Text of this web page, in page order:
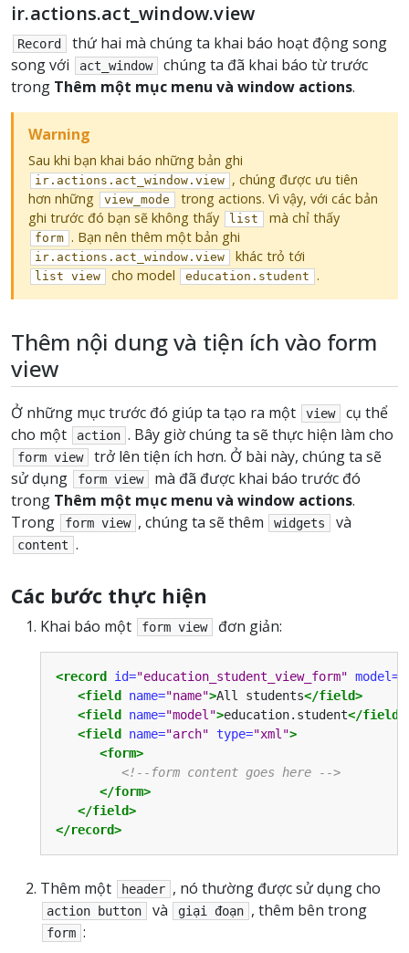
ir.actions.act_window.view
Record
thứ hai mà chúng ta khai báo hoạt động song
song với
act_window
chúng ta đã khai báo từ trước
trong Thêm một mục menu và window actions.
Warning
Sau khi bạn khai báo những bản ghi
ir.actions.act_window.view , chúng được ưu tiên
hơn những
view_mode
trong actions. Vì vậy, với các bản
ghi trước đó bạn sẽ không thấy
list mà chỉ thấy
form . Bạn nên thêm một bản ghi
ir.actions.act_window.view khác trỏ tới
list view cho model education.student .
Thêm nội dung và tiện ích vào form
view
Ở những mục trước đó giúp ta tạo ra một view
cụ thể
cho một
action . Bây giờ chúng ta sẽ thực hiện làm cho
form view
trở lên tiện ích hơn. Ở bài này, chúng ta sẽ
sử dụng
form view
mà đã được khai báo trước đó
trong Thêm một mục menu và window actions.
Trong
form view , chúng ta sẽ thêm widgets và
content .
Các bước thực hiện
Khai báo một form view đơn giản:
<record id="education_student_view_form" model=
<field
name="name">All students</field>
<field
name="model">education.student</field>
<field
name="arch" type="xml">
<form>
<!--form content goes here -->
</form>
</field>
</record>
Thêm một header , nó thường được sử dụng cho
action button và giại đoạn , thêm bên trong
form :